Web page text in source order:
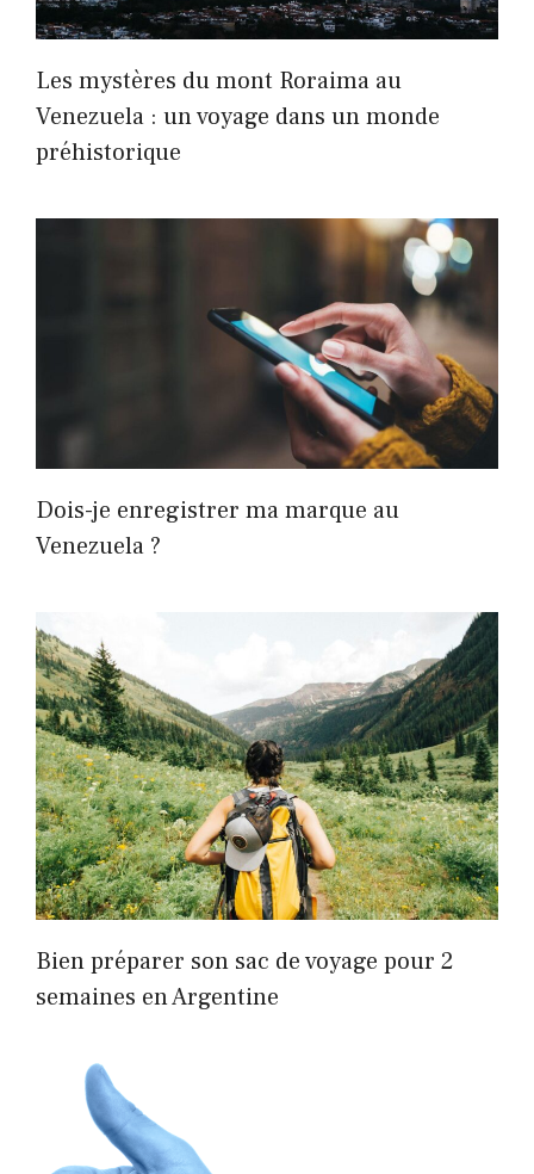
Les mystères du mont Roraima au
Venezuela : un voyage dans un monde
préhistorique
Dois-je enregistrer ma marque au
Venezuela ?
Bien préparer son sac de voyage pour 2
semaines en Argentine